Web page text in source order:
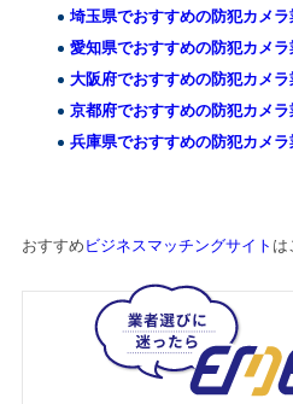
埼玉県でおすすめの防犯カメラ
愛知県でおすすめの防犯カメラ
大阪府でおすすめの防犯カメラ
京都府でおすすめの防犯カメラ
兵庫県でおすすめの防犯カメラ
おすすめ ビジネスマッチングサイト は